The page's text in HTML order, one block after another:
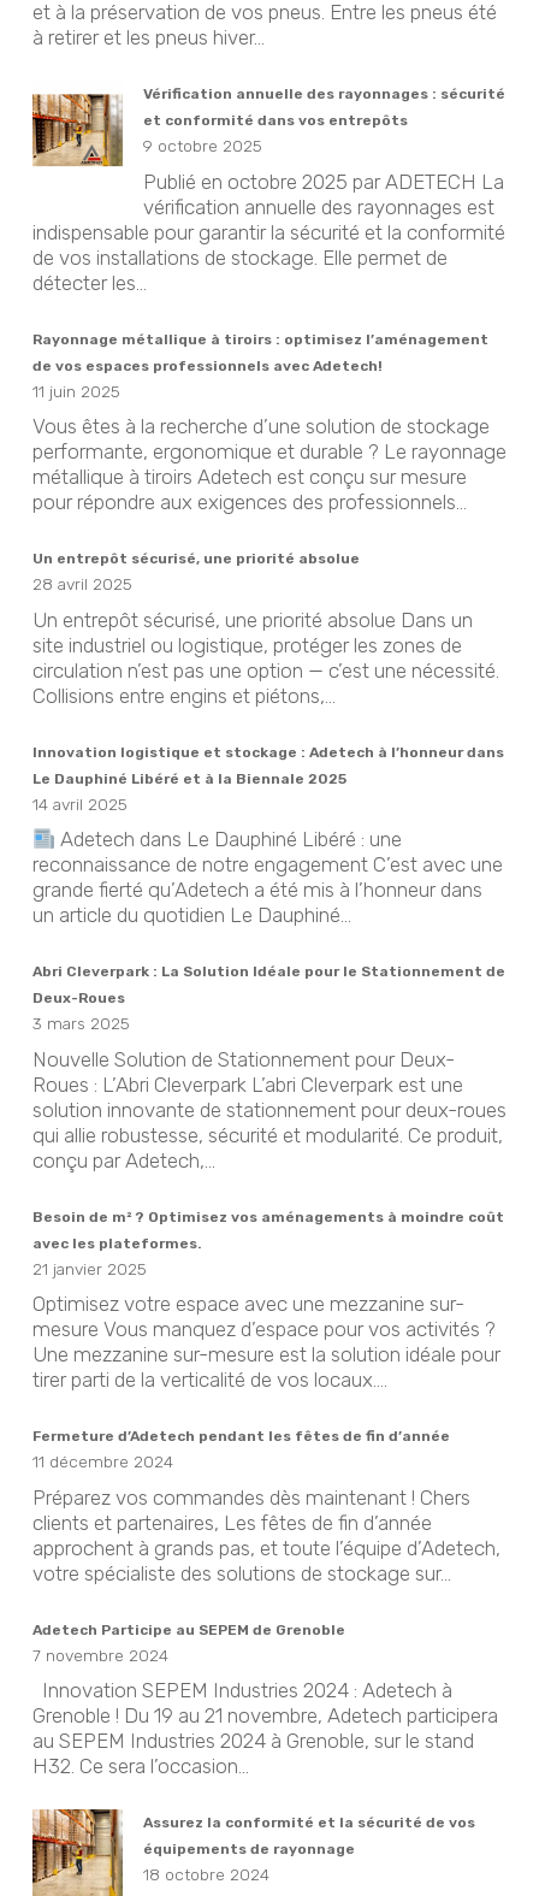
et à la préservation de vos pneus. Entre les pneus été
à retirer et les pneus hiver...
Vérification annuelle des rayonnages : sécurité
et conformité dans vos entrepôts
9 octobre 2025
Publié en octobre 2025 par ADETECH La
vérification annuelle des rayonnages est
indispensable pour garantir la sécurité et la conformité
de vos installations de stockage. Elle permet de
détecter les...
Rayonnage métallique à tiroirs : optimisez l’aménagement
de vos espaces professionnels avec Adetech!
11 juin 2025
Vous êtes à la recherche d’une solution de stockage
performante, ergonomique et durable ? Le rayonnage
métallique à tiroirs Adetech est conçu sur mesure
pour répondre aux exigences des professionnels...
Un entrepôt sécurisé, une priorité absolue
28 avril 2025
Un entrepôt sécurisé, une priorité absolue Dans un
site industriel ou logistique, protéger les zones de
circulation n’est pas une option — c’est une nécessité.
Collisions entre engins et piétons,...
Innovation logistique et stockage : Adetech à l’honneur dans
Le Dauphiné Libéré et à la Biennale 2025
14 avril 2025
Adetech dans Le Dauphiné Libéré : une
reconnaissance de notre engagement C’est avec une
grande fierté qu’Adetech a été mis à l’honneur dans
un article du quotidien Le Dauphiné...
Abri Cleverpark : La Solution Idéale pour le Stationnement de
Deux-Roues
3 mars 2025
Nouvelle Solution de Stationnement pour Deux-
Roues : L’Abri Cleverpark L’abri Cleverpark est une
solution innovante de stationnement pour deux-roues
qui allie robustesse, sécurité et modularité. Ce produit,
conçu par Adetech,...
Besoin de m² ? Optimisez vos aménagements à moindre coût
avec les plateformes.
21 janvier 2025
Optimisez votre espace avec une mezzanine sur-
mesure Vous manquez d’espace pour vos activités ?
Une mezzanine sur-mesure est la solution idéale pour
tirer parti de la verticalité de vos locaux....
Fermeture d’Adetech pendant les fêtes de fin d’année
11 décembre 2024
Préparez vos commandes dès maintenant ! Chers
clients et partenaires, Les fêtes de fin d’année
approchent à grands pas, et toute l’équipe d’Adetech,
votre spécialiste des solutions de stockage sur...
Adetech Participe au SEPEM de Grenoble
7 novembre 2024
Innovation SEPEM Industries 2024 : Adetech à
Grenoble ! Du 19 au 21 novembre, Adetech participera
au SEPEM Industries 2024 à Grenoble, sur le stand
H32. Ce sera l’occasion...
Assurez la conformité et la sécurité de vos
équipements de rayonnage
18 octobre 2024